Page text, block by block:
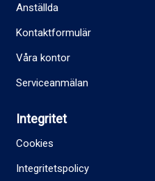
Anställda
Kontaktformulär
Våra kontor
Serviceanmälan
Integritet
Cookies
Integritetspolicy